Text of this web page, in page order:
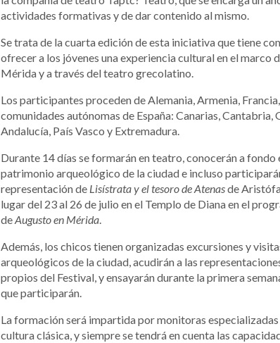
actividades formativas y de dar contenido al mismo.
Se trata de la cuarta edición de esta iniciativa que tiene
ofrecer a los jóvenes una experiencia cultural en el marco
Mérida y a través del teatro grecolatino.
Los participantes proceden de Alemania, Armenia,
comunidades autónomas de España: Canarias, Cantabria,
Andalucía, País Vasco y Extremadura.
Durante 14 días se formarán en teatro, conocerán a fondo
patrimonio arqueológico de la ciudad e incluso
representación de Lisístrata y el tesoro de Atenasde
lugar del 23 al 26 de julio en el Templo de Diana en el
deAugusto en Mérida.
Además, los chicos tienen organizadas excursiones y
arqueológicos de la ciudad, acudirán a las
propios del Festival, y ensayarán durante la primera
que participarán.
La formación será impartida por monitoras
cultura clásica, y siempre se tendrá en cuenta las